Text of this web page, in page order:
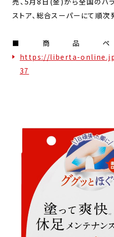
ストア、総合スーパーにて順
■商品ペ
https://liberta-
37